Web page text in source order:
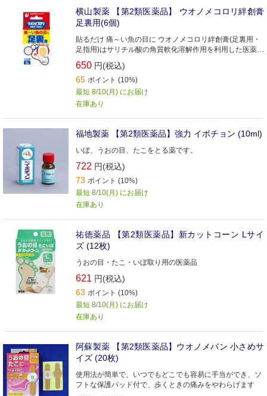
横山製薬 【第2類医薬品】 ウオノメコロリ絆創膏
足裏用(6個)
貼るだけ 痛～い魚の目に ウオノメコロリ絆創膏(足裏用・
足指用)はサリチル酸の角質軟化溶解作用を利用した医薬品
(角質剥離剤)です
650 円(税込)
65 ポイント (10%)
最短 8/10(月) にお届け
在庫あり
福地製薬 【第2類医薬品】強力 イボチョン (10ml)
いぼ、うおの目、たこをとる薬です。
722 円(税込)
73 ポイント (10%)
最短 8/10(月) にお届け
在庫あり
祐徳薬品 【第2類医薬品】新カットコーン Lサイ
ズ (12枚)
うおの目・たこ・いぼ取り用の医薬品
621 円(税込)
63 ポイント (10%)
最短 8/10(月) にお届け
在庫あり
阿蘇製薬 【第2類医薬品】ウオノメバン 小さめサ
イズ (20枚)
使用法が簡単で、いつでもどこでも容易に手当ができ、ソ
フトな保護パッド付で、歩くときの痛みをやわらげます